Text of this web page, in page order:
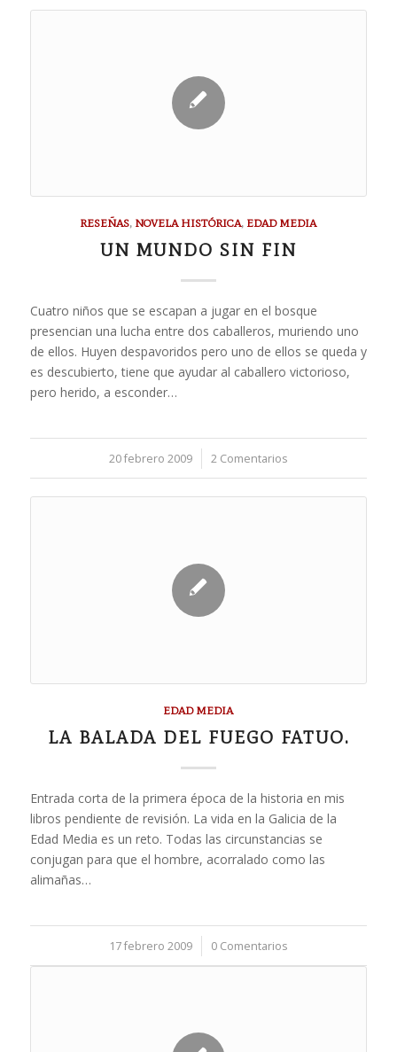
RESEÑAS, NOVELA HISTÓRICA, EDAD MEDIA
UN MUNDO SIN FIN
Cuatro niños que se escapan a jugar en el bosque
presencian una lucha entre dos caballeros, muriendo uno
de ellos. Huyen despavoridos pero uno de ellos se queda y
es descubierto, tiene que ayudar al caballero victorioso,
pero herido, a esconder…
20 febrero 2009
/ 2 Comentarios
EDAD MEDIA
LA BALADA DEL FUEGO FATUO.
Entrada corta de la primera época de la historia en mis
libros pendiente de revisión. La vida en la Galicia de la
Edad Media es un reto. Todas las circunstancias se
conjugan para que el hombre, acorralado como las
alimañas…
17 febrero 2009
/ 0 Comentarios